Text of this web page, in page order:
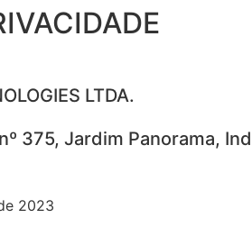
LTDA.
375, Jardim Panorama,
2023